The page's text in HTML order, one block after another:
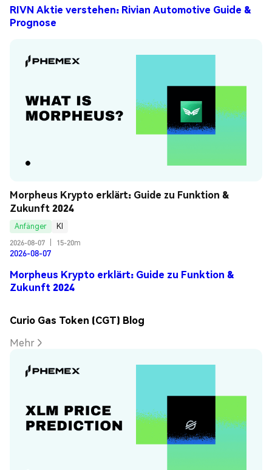
RIVN Aktie verstehen: Rivian Automotive Guide &
Prognose
Morpheus Krypto erklärt: Guide zu Funktion &
Zukunft 2024
Anfänger
KI
2026-08-07
15-20m
2026-08-07
Morpheus Krypto erklärt: Guide zu Funktion &
Zukunft 2024
Curio Gas Token (CGT) Blog
Mehr